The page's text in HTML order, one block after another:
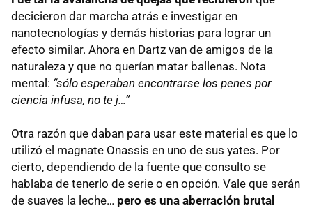
decicieron dar marcha atrás e investigar en
nanotecnologías y demás historias para lograr un
efecto similar. Ahora en Dartz van de amigos de la
naturaleza y que no querían matar ballenas. Nota
mental: “sólo esperaban encontrarse los penes por
ciencia infusa, no te j…”
Otra razón que daban para usar este material es que lo
utilizó el magnate Onassis en uno de sus yates. Por
cierto, dependiendo de la fuente que consulto se
hablaba de tenerlo de serie o en opción. Vale que serán
de suaves la leche… pero es una aberración brutal